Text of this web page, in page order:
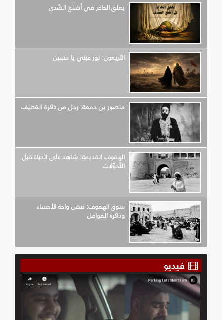
يعلق الحافر في أضلع الصّدى
الأربعون: نور عيني يا حسين
منصور بن جمعة: رجل من ذاكرة القطيف
الهفوف القديمة: شاهد على الحياة قبل
التّحوّلات
سوق الهفوف: نبض واحة الأحساء
وذاكرة القوافل
فيديو